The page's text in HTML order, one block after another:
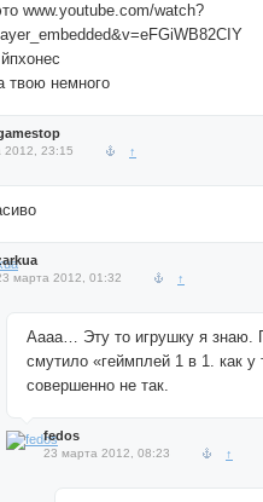
www.youtube.com/watch?
твою немного
2012, 23:15 ↑
марта 2012, 01:32 ↑
Аааа… Эту то игрушку я знаю.
смутило «геймплей 1 в 1. как у
совершенно не так.
fedos
23 марта 2012, 08:23 ↑